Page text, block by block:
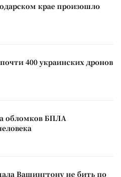
крае произошло
400 украинских дронов
обломков БПЛА
Вашингтону не бить по